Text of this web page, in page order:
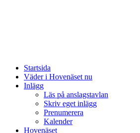
Startsida
Väder i Hovenäset nu
Inlägg
Läs på anslagstavlan
Skriv eget inlägg
Prenumerera
Kalender
Hovenäset